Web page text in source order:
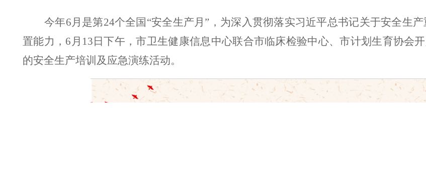
今年6月是第24个全国“安全生产月” ， 为深入贯彻落实习近平总书记关于安全生
置能力， 6月 13 日下午 ，市卫生健康信息中心联合市临床检验中心、市计划生育协会
的安全生产培训及应急演练活动。